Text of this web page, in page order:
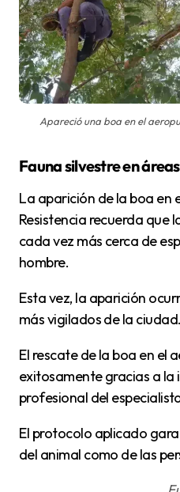
Apareció una boa en el
Fauna silvestre en
La aparición de la boa en el aeropuerto de
Resistencia recuerda que
cada vez más cerca de
hombre.
Esta vez, la aparición ocurrió en uno de los puntos
más vigilados de la ciudad.
El rescate de la boa en el aeropuerto se realizó
exitosamente gracias a
profesional del
El protocolo aplicado garantizó la seguridad tanto
del animal como de las